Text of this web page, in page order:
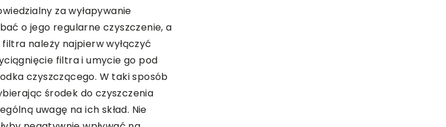
za wyłapywanie
o jego regularne czyszczenie, a
należy najpierw wyłączyć
filtra i umycie go pod
czyszczącego. W taki sposób
środek do czyszczenia
uwagę na ich skład. Nie